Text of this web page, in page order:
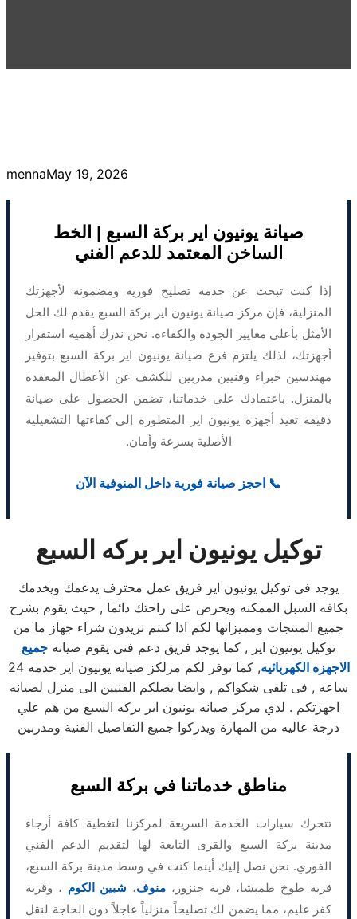
mennaMay 19, 2026
صيانة يونيون اير بركة السبع | الخط
الساخن المعتمد للدعم الفني
إذا كنت تبحث عن خدمة تصليح فورية ومضمونة لأجهزتك
المنزلية، فإن مركز صيانة يونيون اير بركة السبع يقدم لك الحل
الأمثل بأعلى معايير الجودة والكفاءة. نحن ندرك أهمية استقرار
أجهزتك، لذلك يلتزم فرع صيانة يونيون اير بركة السبع بتوفير
مهندسين خبراء وفنيين مدربين للكشف عن الأعطال المعقدة
بالمنزل. باعتمادك على خدماتنا، تضمن الحصول على صيانة
دقيقة تعيد أجهزة يونيون اير المتطورة إلى كفاءتها التشغيلية
الأصلية بسرعة وأمان.
📞 احجز صيانة فورية داخل المنوفية الآن
توكيل يونيون اير بركه السبع
يوجد فى توكيل يونيون اير فريق عمل محترف يدعمك ويخدمك
بكافه السبل الممكنه ويحرص على راحتك دائما , حيث يقوم بشرح
جميع المنتجات ومميزاتها لكم اذا كنتم تريدون شراء جهاز ما من
توكيل يونيون اير , كما يوجد فريق دعم فنى يقوم صيانه جميع
الاجهزه الكهربائيه
, كما توفر لكم مرلكز صيانه يونيون اير خدمه 24
ساعه , فى تلقى شكواكم , وايضا يصلكم الفنيين الى منزل لصيانه
اجهزتكم . لدي مركز صيانه يونيون اير بركه السبع من هم علي
درجة عاليه من المهارة ويدركوا جميع التفاصيل الفنية ومدربين
مناطق خدماتنا في بركة السبع
تتحرك سيارات الخدمة السريعة لمركزنا لتغطية كافة أرجاء
مدينة بركة السبع والقرى التابعة لها لتقديم الدعم الفني
الفوري. نحن نصل إليك أينما كنت في وسط مدينة بركة السبع،
قرية طوخ طمبشا، قرية جنزور، منوف، شبين الكوم ، وقرية
كفر عليم، مما يضمن لك تصليحاً منزلياً عاجلاً دون الحاجة لنقل